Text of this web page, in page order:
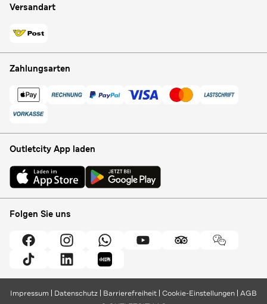
Versandart
Zahlungsarten
Outletcity App laden
Folgen Sie uns
Impressum Datenschutz Barrierefreiheit Cookie-Einstellungen AGB